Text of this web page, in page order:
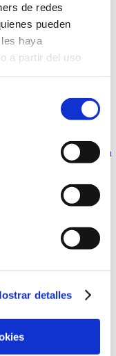
de redes
pueden
haya
a partir del uso
detalles
con la ayuda
vayas
sobre el cáncer de